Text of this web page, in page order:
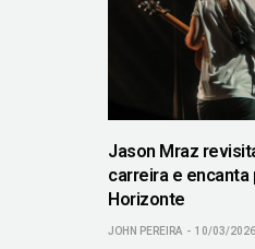
Jason Mraz
carreira e encanta
Horizonte
JOHN PEREIRA 10/03/2026